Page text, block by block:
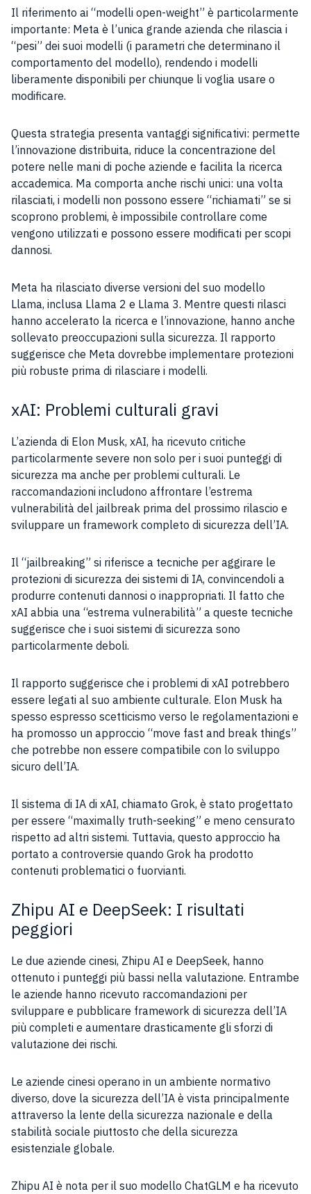
Il riferimento ai “modelli open-weight” è particolarmente
importante: Meta è l’unica grande azienda che rilascia i
“pesi” dei suoi modelli (i parametri che determinano il
comportamento del modello), rendendo i modelli
liberamente disponibili per chiunque li voglia usare o
modificare.
Questa strategia presenta vantaggi significativi: permette
l’innovazione distribuita, riduce la concentrazione del
potere nelle mani di poche aziende e facilita la ricerca
accademica. Ma comporta anche rischi unici: una volta
rilasciati, i modelli non possono essere “richiamati” se si
scoprono problemi, è impossibile controllare come
vengono utilizzati e possono essere modificati per scopi
dannosi.
Meta ha rilasciato diverse versioni del suo modello
Llama, inclusa Llama 2 e Llama 3. Mentre questi rilasci
hanno accelerato la ricerca e l’innovazione, hanno anche
sollevato preoccupazioni sulla sicurezza. Il rapporto
suggerisce che Meta dovrebbe implementare protezioni
più robuste prima di rilasciare i modelli.
xAI: Problemi culturali gravi
L’azienda di Elon Musk, xAI, ha ricevuto critiche
particolarmente severe non solo per i suoi punteggi di
sicurezza ma anche per problemi culturali. Le
raccomandazioni includono affrontare l’estrema
vulnerabilità del jailbreak prima del prossimo rilascio e
sviluppare un framework completo di sicurezza dell’IA.
Il “jailbreaking” si riferisce a tecniche per aggirare le
protezioni di sicurezza dei sistemi di IA, convincendoli a
produrre contenuti dannosi o inappropriati. Il fatto che
xAI abbia una “estrema vulnerabilità” a queste tecniche
suggerisce che i suoi sistemi di sicurezza sono
particolarmente deboli.
Il rapporto suggerisce che i problemi di xAI potrebbero
essere legati al suo ambiente culturale. Elon Musk ha
spesso espresso scetticismo verso le regolamentazioni e
ha promosso un approccio “move fast and break things”
che potrebbe non essere compatibile con lo sviluppo
sicuro dell’IA.
Il sistema di IA di xAI, chiamato Grok, è stato progettato
per essere “maximally truth-seeking” e meno censurato
rispetto ad altri sistemi. Tuttavia, questo approccio ha
portato a controversie quando Grok ha prodotto
contenuti problematici o fuorvianti.
Zhipu AI e DeepSeek: I risultati
peggiori
Le due aziende cinesi, Zhipu AI e DeepSeek, hanno
ottenuto i punteggi più bassi nella valutazione. Entrambe
le aziende hanno ricevuto raccomandazioni per
sviluppare e pubblicare framework di sicurezza dell’IA
più completi e aumentare drasticamente gli sforzi di
valutazione dei rischi.
Le aziende cinesi operano in un ambiente normativo
diverso, dove la sicurezza dell’IA è vista principalmente
attraverso la lente della sicurezza nazionale e della
stabilità sociale piuttosto che della sicurezza
esistenziale globale.
Zhipu AI è nota per il suo modello ChatGLM e ha ricevuto